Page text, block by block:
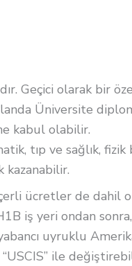
Geçici olarak bir
Üniversite
kabul olabilir.
tıp ve sağlık,
kazanabilir.
ücretler de dahil
iş yeri ondan
uyruklu
ile